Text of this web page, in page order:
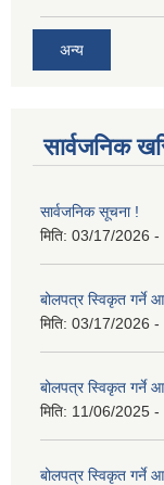
अन्य
सार्वजनिक
सार्वजनिक सूचना !
मिति: 03/17/2026 -
बोलपत्र स्विकृत गर्ने
मिति: 03/17/2026 -
बोलपत्र स्विकृत गर्ने
मिति: 11/06/2025 -
बोलपत्र स्विकृत गर्ने